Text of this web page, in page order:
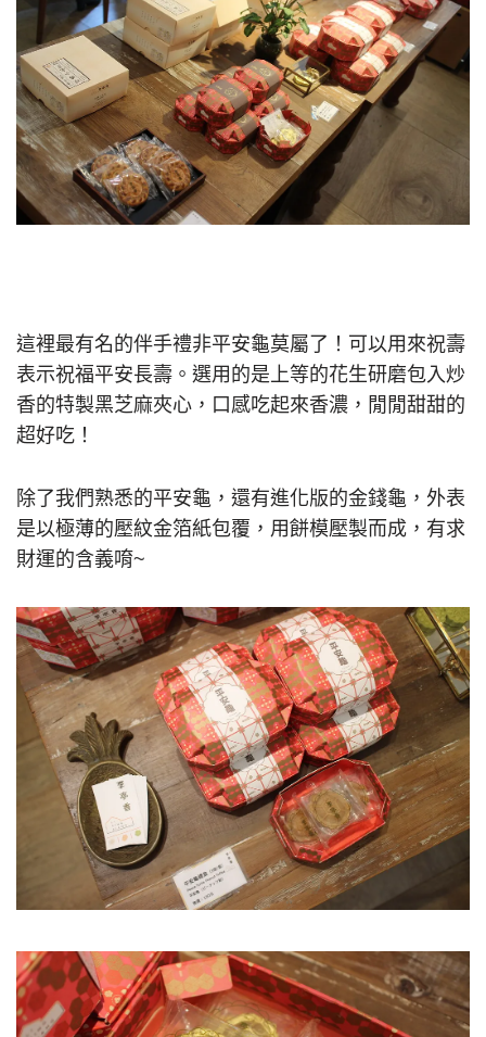
這裡最有名的伴手禮非平安龜莫屬了！可以用來祝壽
表示祝福平安長壽。選用的是上等的花生研磨包入炒
香的特製黑芝麻夾心，口感吃起來香濃，閒閒甜甜的
超好吃！
除了我們熟悉的平安龜，還有進化版的金錢龜，外表
是以極薄的壓紋金箔紙包覆，用餅模壓製而成，有求
財運的含義唷~